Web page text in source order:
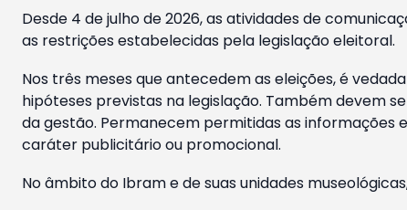
Desde 4 de julho de 2026, as atividades de
as restrições estabelecidas pela legislação eleitoral.
Nos três meses que antecedem as eleições, é
hipóteses previstas na legislação. Também devem
da gestão. Permanecem permitidas as informações
caráter publicitário ou promocional.
No âmbito do Ibram e de suas unidades